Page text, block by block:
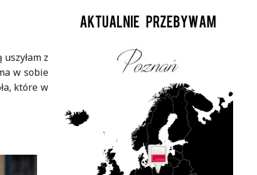
z
w sobie
które w